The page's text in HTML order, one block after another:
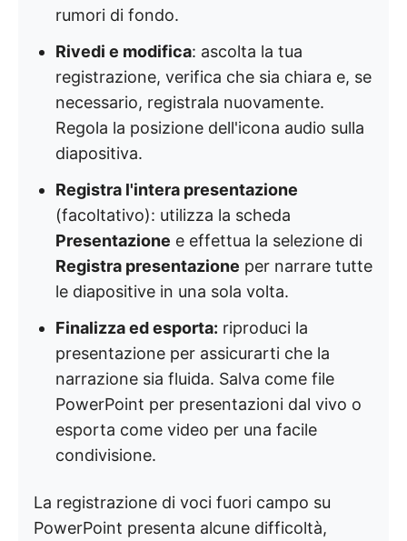
rumori di fondo.
Rivedi e modifica: ascolta la tua
registrazione, verifica che sia chiara e, se
necessario, registrala nuovamente.
Regola la posizione dell'icona audio sulla
diapositiva.
Registra l'intera presentazione
(facoltativo): utilizza la scheda
Presentazione e effettua la selezione di
Registra presentazione per narrare tutte
le diapositive in una sola volta.
Finalizza ed esporta: riproduci la
presentazione per assicurarti che la
narrazione sia fluida. Salva come file
PowerPoint per presentazioni dal vivo o
esporta come video per una facile
condivisione.
La registrazione di voci fuori campo su
PowerPoint presenta alcune difficoltà,